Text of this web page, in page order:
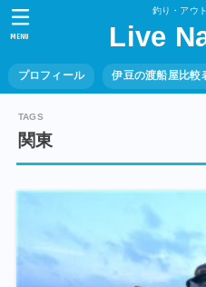
釣り・アウ
Live
プロフィール 伊豆の渡船屋比較
MENU
関東